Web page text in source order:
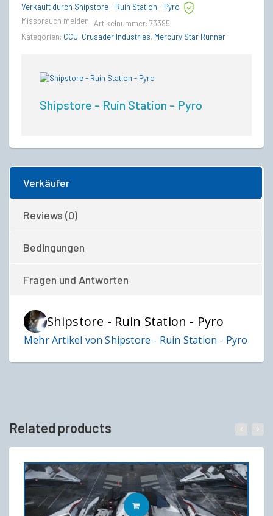
Mercury
Star
Upgrade
Verkauft durch Shipstore - Ruin Station - Pyro
Missbrauch melden
Artikelnummer: 73395
Kategorien: CCU, Crusader Industries, Mercury Star Runner
Shipstore - Ruin Station - Pyro
Verkäufer
Reviews (0)
Bedingungen
Fragen und Antworten
Shipstore - Ruin Station - Pyro
Mehr Artikel von Shipstore - Ruin Station - Pyro
Related products
IN DEN WARENKORB